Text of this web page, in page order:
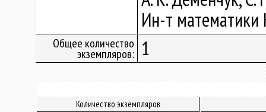
Ин-т математики
Общее количество
экземпляров: 1
Количество экземпляров